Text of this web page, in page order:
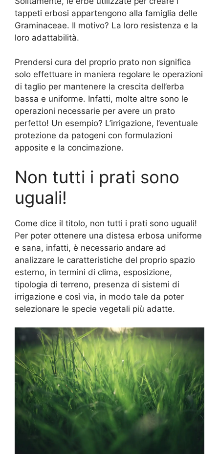
tappeti erbosi appartengono alla famiglia delle
Graminaceae. Il motivo? La loro resistenza e la
loro adattabilità.
Prendersi cura del proprio prato non significa
solo effettuare in maniera regolare le operazioni
di taglio per mantenere la crescita dell’erba
bassa e uniforme. Infatti, molte altre sono le
operazioni necessarie per avere un prato
perfetto! Un esempio? L’irrigazione, l’eventuale
protezione da patogeni con formulazioni
apposite e la concimazione.
Non tutti i prati sono
uguali!
Come dice il titolo, non tutti i prati sono uguali!
Per poter ottenere una distesa erbosa uniforme
e sana, infatti, è necessario andare ad
analizzare le caratteristiche del proprio spazio
esterno, in termini di clima, esposizione,
tipologia di terreno, presenza di sistemi di
irrigazione e così via, in modo tale da poter
selezionare le specie vegetali più adatte.